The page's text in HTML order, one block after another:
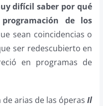
difícil saber por qué
de los
sean coincidencias o
ser redescubierto en
en programas de
de arias de las óperasIl